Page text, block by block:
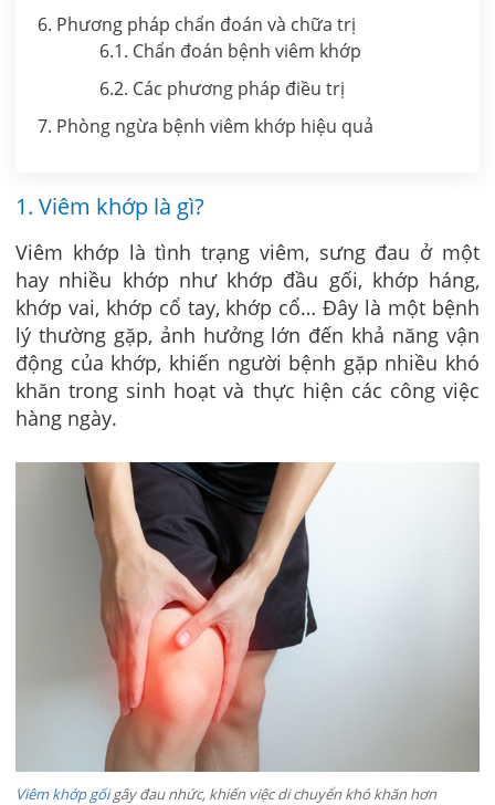
6. Phương pháp chẩn đoán và chữa trị
6.1. Chẩn đoán bệnh viêm khớp
6.2. Các phương pháp điều trị
7. Phòng ngừa bệnh viêm khớp hiệu quả
1. Viêm khớp là gì?
Viêm khớp là tình trạng viêm, sưng đau ở một
hay nhiều khớp như khớp đầu gối, khớp háng,
khớp vai, khớp cổ tay, khớp cổ… Đây là một bệnh
lý thường gặp, ảnh hưởng lớn đến khả năng vận
động của khớp, khiến người bệnh gặp nhiều khó
khăn trong sinh hoạt và thực hiện các công việc
hàng ngày.
Viêm khớp gốigây đau nhức, khiến việc di chuyển khó khăn hơn